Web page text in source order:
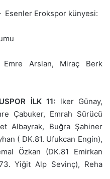
Esenler Erokspor künyesi:
Emre Arslan, Miraç Berk
İLK 11: lker Günay,
Çabuker, Emrah Sürücü
Albayrak, Buğra Şahiner
( DK.81. Ufukcan Engin),
Özkan (DK.81 Emirkan
Yiğit Alp Sevinç), Reha